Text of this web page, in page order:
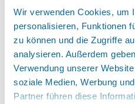
Wir verwenden Cookies, um
personalisieren, Funktionen
zu können und die Zugriffe
analysieren. Außerdem
Verwendung unserer
soziale Medien, Werbung
Partner führen diese
BALKON